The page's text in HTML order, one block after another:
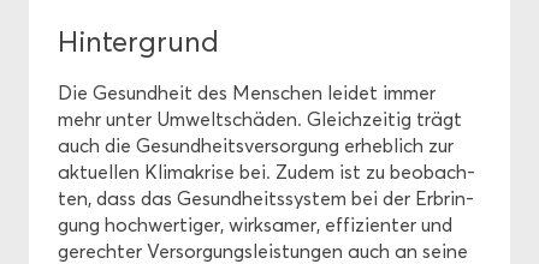
Hin­ter­grund
Die Ge­sund­heit des Men­schen lei­det immer
mehr unter Um­welt­schä­den. Gleich­zei­tig trägt
auch die Ge­sund­heits­ver­sor­gung er­heb­lich zur
ak­tu­el­len Kli­ma­kri­se bei. Zudem ist zu be­ob­ach­
ten, dass das Ge­sund­heits­sys­tem bei der Er­brin­
gung hoch­wer­ti­ger, wirk­sa­mer, ef­fi­zi­en­ter und
ge­rech­ter Ver­sor­gungs­leis­tun­gen auch an seine